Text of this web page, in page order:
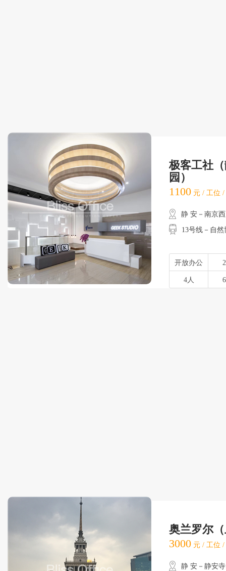
极客工社
园）
1100 元 / 工位
静 安－南京
13号线－自然
开放办公
4人
奥兰罗尔
3000 元 / 工位
静 安－静安寺